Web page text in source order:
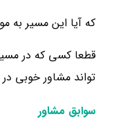
که آیا این مسیر
قطعا کسی که در
تواند مشاور خوبی
سوابق مشاور